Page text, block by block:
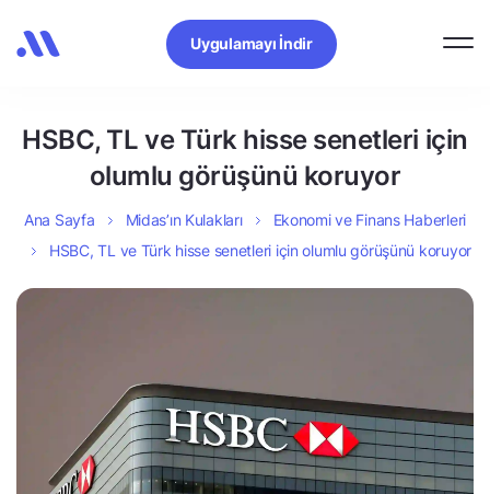
Uygulamayı İndir
HSBC, TL ve Türk hisse senetleri için
olumlu görüşünü koruyor
Ana Sayfa Midas’ın Kulakları
Ekonomi ve Finans Haberleri
HSBC, TL ve Türk hisse senetleri için olumlu görüşünü koruyor